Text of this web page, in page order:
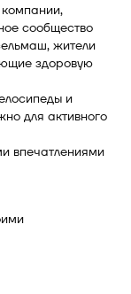
сообщество
жители
здоровую
и
для активного
впечатлениями